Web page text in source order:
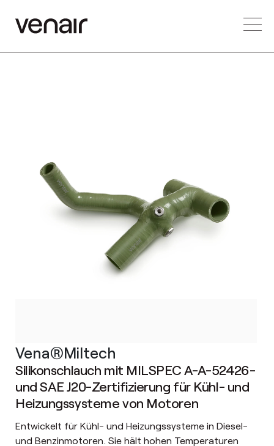
Vena®Miltech
Silikonschlauch mit MILSPEC A-A-52426-
und SAE J20-Zertifizierung für Kühl- und
Heizungssysteme von Motoren
Entwickelt für Kühl- und Heizungssysteme in Diesel-
und Benzinmotoren. Sie hält hohen Temperaturen